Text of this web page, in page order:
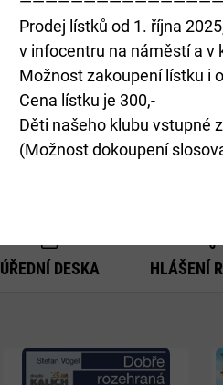
ÚŘEDNÍ DESKA HLÁŠENÍ
Více
Prodej lístků od 1. října
v infocentru na náměstí a v
Možnost zakoupení lístku i
Cena lístku je 300,-
Děti našeho klubu vstupné
(Možnost dokoupení